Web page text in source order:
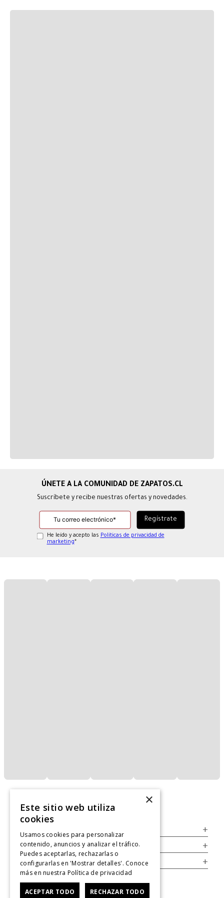
Suscríbete y recibe nuestras ofertas y novedades.
He leído y acepto las Políticas de privacidad de
marketing*
+
Legal +
Cuenta +
×
Este sitio web utiliza
cookies
Usamos cookies para personalizar
contenido, anuncios y analizar el tráfico.
Puedes aceptarlas, rechazarlas o
configurarlas en 'Mostrar detalles'. Conoce
más en nuestra Política de privacidad
ACEPTAR TODO RECHAZAR TODO